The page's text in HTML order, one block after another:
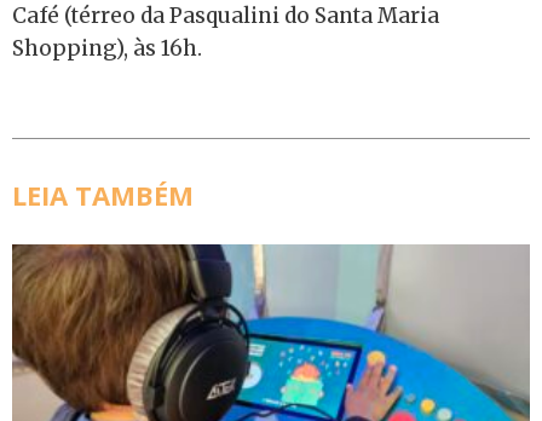
Café (térreo da Pasqualini do Santa Maria
Shopping), às 16h.
LEIA TAMBÉM